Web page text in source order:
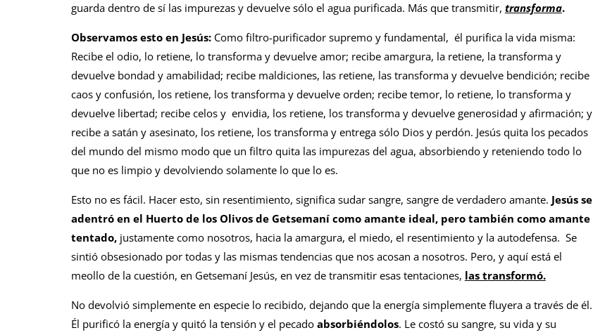
guarda dentro de sí las impurezas y devuelve sólo el agua purificada. Más que transmitir, transforma.
Observamos esto en Jesús:Como filtro-purificador supremo y fundamental, él purifica la vida misma:
Recibe el odio, lo retiene, lo transforma y devuelve amor; recibe amargura, la retiene, la transforma y
devuelve bondad y amabilidad; recibe maldiciones, las retiene, las transforma y devuelve bendición; recibe
caos y confusión, los retiene, los transforma y devuelve orden; recibe temor, lo retiene, lo transforma y
devuelve libertad; recibe celos y envidia, los retiene, los transforma y devuelve generosidad y afirmación; y
recibe a satán y asesinato, los retiene, los transforma y entrega sólo Dios y perdón. Jesús quita los pecados
del mundo del mismo modo que un filtro quita las impurezas del agua, absorbiendo y reteniendo todo lo
que no es limpio y devolviendo solamente lo que lo es.
Esto no es fácil. Hacer esto, sin resentimiento, significa sudar sangre, sangre de verdadero amante. Jesús se
adentró en el Huerto de los Olivos de Getsemaní como amante ideal, pero también como amante
tentado,justamente como nosotros, hacia la amargura, el miedo, el resentimiento y la autodefensa. Se
sintió obsesionado por todas y las mismas tendencias que nos acosan a nosotros. Pero, y aquí está el
meollo de la cuestión, en Getsemaní Jesús, en vez de transmitir esas tentaciones, las transformó.
No devolvió simplemente en especie lo recibido, dejando que la energía simplemente fluyera a través de él.
Él purificó la energía y quitó la tensión y el pecado absorbiéndolos. Le costó su sangre, su vida y su